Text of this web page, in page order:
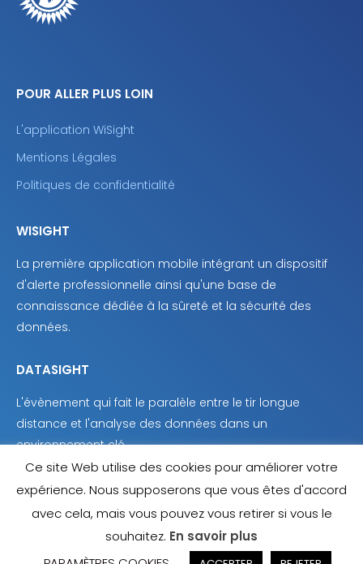
POUR ALLER PLUS LOIN
L'application WiSight
Mentions Légales
Politiques de confidentialité
WISIGHT
La première application mobile intégrant un dispositif
d'alerte professionnelle ainsi qu'une base de
connaissance dédiée à la sûreté et la sécurité des
données.
DATASIGHT
L'évènement qui fait le paralèle entre le tir longue
distance et l'analyse des données dans un
environnement clé.
Ce site Web utilise des cookies pour améliorer votre
expérience. Nous supposerons que vous êtes d'accord
avec cela, mais vous pouvez vous retirer si vous le
souhaitez. En savoir plus